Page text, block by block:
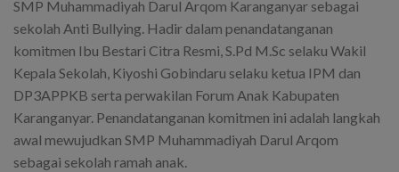
SMP Muhammadiyah Darul Arqom Karanganyar sebagai
sekolah Anti Bullying. Hadir dalam penandatanganan
komitmen Ibu Bestari Citra Resmi, S.Pd M.Sc selaku Wakil
Kepala Sekolah, Kiyoshi Gobindaru selaku ketua IPM dan
DP3APPKB serta perwakilan Forum Anak Kabupaten
Karanganyar. Penandatanganan komitmen ini adalah langkah
awal mewujudkan SMP Muhammadiyah Darul Arqom
sebagai sekolah ramah anak.